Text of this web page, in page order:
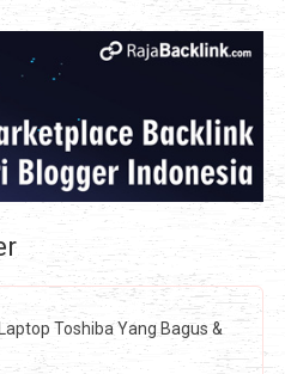
Toshiba Yang Bagus &